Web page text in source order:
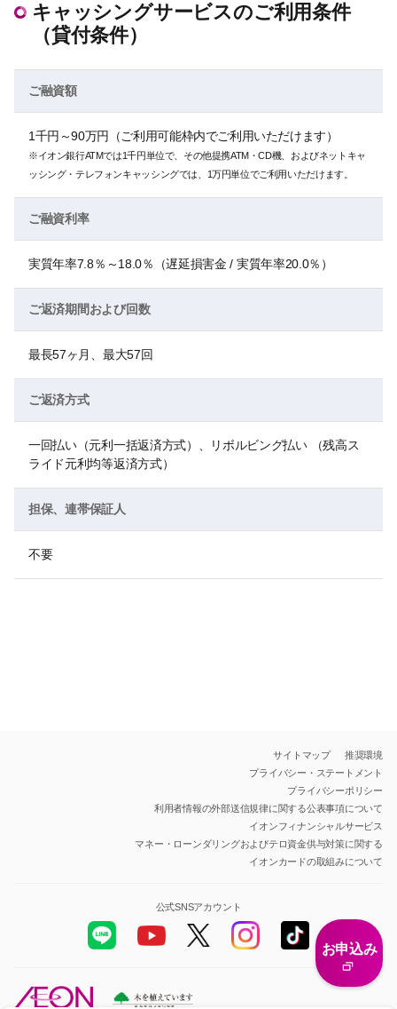
キャッシングサービスのご利用条件
（貸付条件）
ご融資額
1千円～90万円（ご利用可能枠内でご利用いただけます）
※イオン銀行ATMでは1千円単位で、その他提携ATM・CD機、およびネットキャ
ッシング・テレフォンキャッシングでは、1万円単位でご利用いただけます。
ご融資利率
実質年率7.8％～18.0％（遅延損害金 / 実質年率20.0％）
ご返済期間および回数
最長57ヶ月、最大57回
ご返済方式
一回払い（元利一括返済方式）、リボルビング払い （残高ス
ライド元利均等返済方式）
担保、連帯保証人
不要
お申込み
サイトマップ
推奨環境
プライバシー・ステートメント
プライバシーポリシー
利用者情報の外部送信規律に関する公表事項について
イオンフィナンシャルサービス
マネー・ローンダリングおよびテロ資金供与対策に関する
イオンカードの取組みについて
公式SNSアカウント